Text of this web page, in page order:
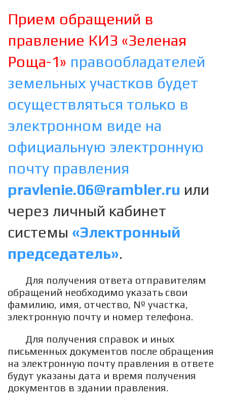
Прием обращений в
правление КИЗ «Зеленая
Роща-1» правообладателей
земельных участков будет
осуществляться только в
электронном виде на
официальную электронную
почту правления
pravlenie.06@rambler.ru или
через личный кабинет
системы «Электронный
председатель».
Для получения ответа отправителям
обращений необходимо указать свои
фамилию, имя, отчество, № участка,
электронную почту и номер телефона.
Для получения справок и иных
письменных документов после обращения
на электронную почту правления в ответе
будут указаны дата и время получения
документов в здании правления.